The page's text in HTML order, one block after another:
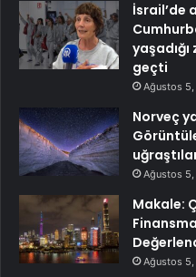
İsrail’de
geçti
Ağustos
Norveç
Ağustos
Makale:
Ağustos